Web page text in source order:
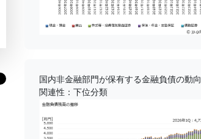
国内非金融部門が保有する金融負債の動向
関連性：下位分類